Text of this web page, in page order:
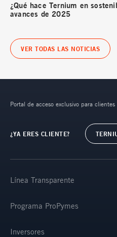
¿Qué hace Ternium en
avances de 2025
VER TODAS LAS NOTICIAS
Portal de acceso exclusivo para
¿YA ERES CLIENTE?
Línea Transparente
Programa ProPymes
Inversores